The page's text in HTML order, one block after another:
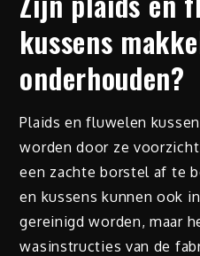
kussens
onderhouden?
Plaids en fluwelen
worden door ze
een zachte borstel af te
en kussens kunnen ook
gereinigd worden, maar
wasinstructies van de